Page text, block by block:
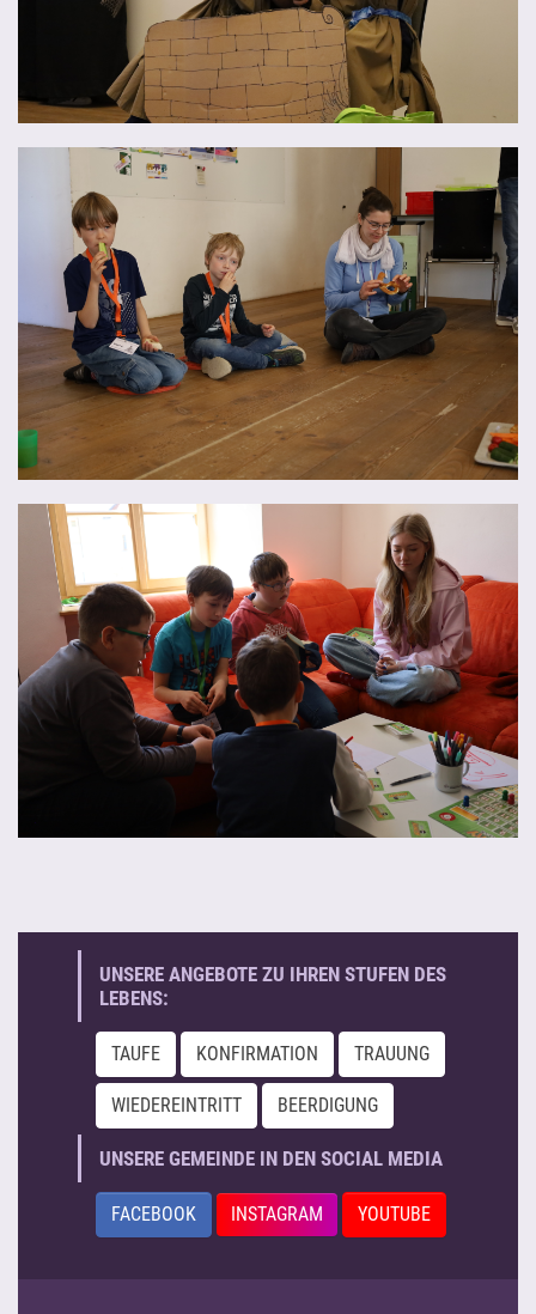
UNSERE ANGEBOTE ZU IHREN STUFEN DES
LEBENS:
TAUFE KONFIRMATION TRAUUNG
WIEDEREINTRITT BEERDIGUNG
UNSERE GEMEINDE IN DEN SOCIAL MEDIA
FACEBOOK INSTAGRAM YOUTUBE